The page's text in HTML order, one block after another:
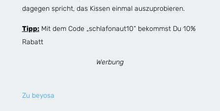
dagegen spricht, das Kissen einmal auszuprobieren.
Tipp:Mit dem Code „schlafonaut10“ bekommst Du 10%
Rabatt
Werbung
Zu beyosa